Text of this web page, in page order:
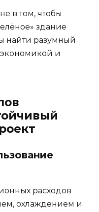
в том, чтобы
здание
найти разумный
и
расходов
охлаждением и